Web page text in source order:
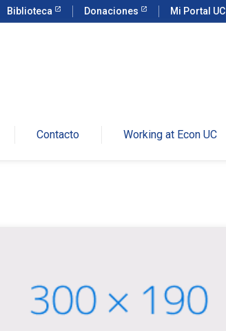
Biblioteca Donaciones Mi Portal UC
Contacto Working at Econ UC